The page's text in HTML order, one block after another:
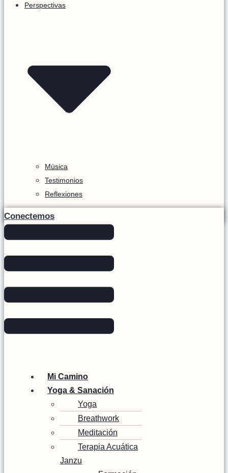
Perspectivas
Música
Testimonios
Reflexiones
Conectemos
Mi Camino
Yoga & Sanación
Yoga
Breathwork
Meditación
Terapia Acuática
Janzu